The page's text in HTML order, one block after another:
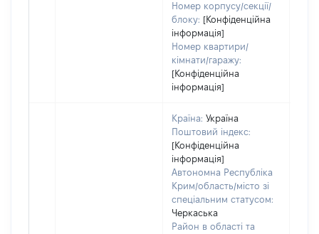
Номер корпусу/секції/
блоку: [Конфіденційна
інформація]
Номер квартири/
кімнати/гаражу:
[Конфіденційна
інформація]
Країна: Україна
Поштовий індекс:
[Конфіденційна
інформація]
Автономна Республіка
Крим/область/місто зі
спеціальним статусом:
Черкаська
Район в області та